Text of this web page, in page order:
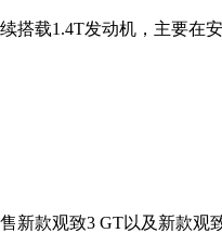
载1.4T发动机，主要在
款观致3 GT以及新款观